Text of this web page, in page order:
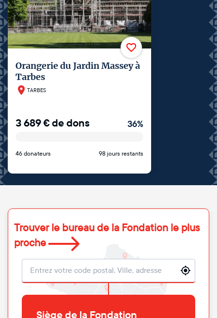
Orangerie du Jardin Massey à
Tarbes
TARBES
3 689€de dons 36%
46 donateurs 98 jours restants
Trouver le bureau de la Fondation le plus
proche
Localisation
Siège de la Fondation